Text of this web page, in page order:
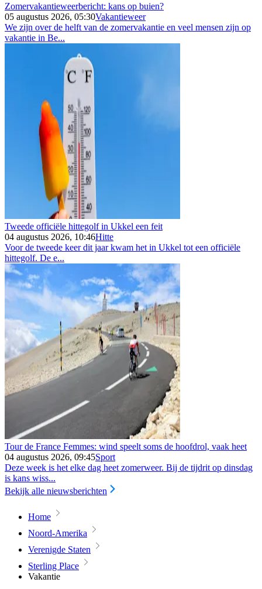
Zomervakantieweerbericht: kans op buien?
05 augustus 2026, 05:30Vakantieweer
We zijn over de helft van de zomervakantie en veel mensen zijn op
vakantie in Be...
Tweede officiële hittegolf in Ukkel een feit
04 augustus 2026, 10:46Hitte
Voor de tweede keer dit jaar kwam het in Ukkel tot een officiële
hittegolf. De e...
Tour de France Femmes: wind speelt soms de hoofdrol, vaak heet
04 augustus 2026, 09:45Sport
Deze week is het elke dag heet zomerweer. Bij de tijdrit op dinsdag
is kans wiss...
Bekijk alle nieuwsberichten
Home
Noord-Amerika
Verenigde Staten
Sterling Place
Vakantie